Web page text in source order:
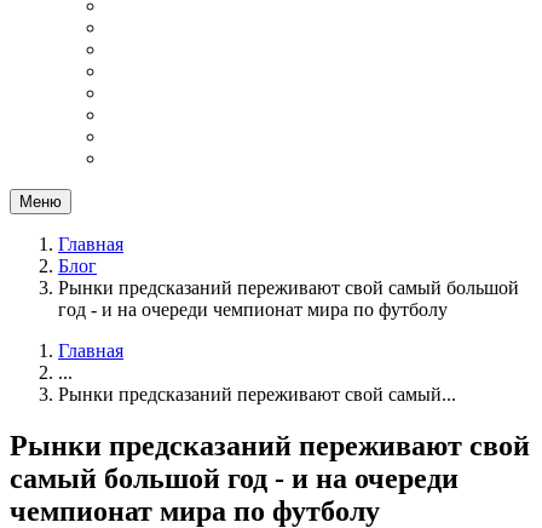
Меню
Главная
Блог
Рынки предсказаний переживают свой самый большой
год - и на очереди чемпионат мира по футболу
Главная
...
Рынки предсказаний переживают свой самый...
Рынки предсказаний переживают свой
самый большой год - и на очереди
чемпионат мира по футболу